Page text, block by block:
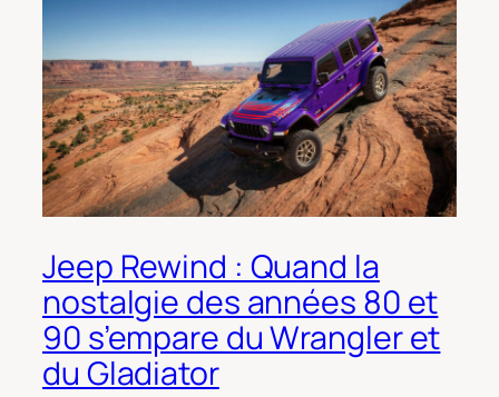
Jeep Rewind : Quand la
nostalgie des années 80 et
90 s’empare du Wrangler et
du Gladiator